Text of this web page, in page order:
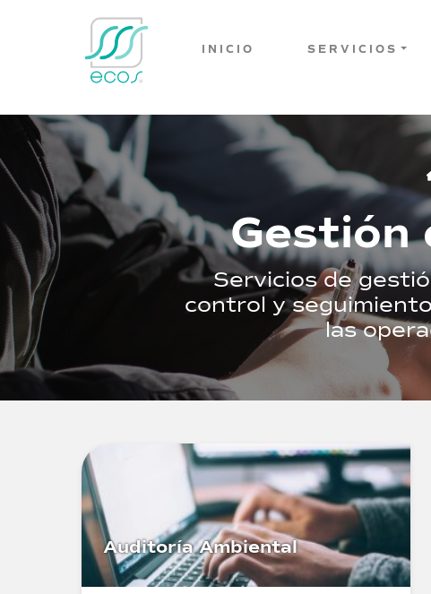
INICIO SERVICIOS
Gestión
Servicios de
control y
las
Auditoría Ambiental